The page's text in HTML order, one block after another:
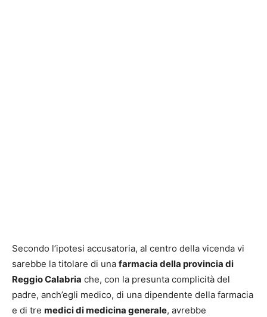
Secondo l’ipotesi accusatoria, al centro della vicenda vi
sarebbe la titolare di una farmacia della provincia di
Reggio Calabria che, con la presunta complicità del
padre, anch’egli medico, di una dipendente della farmacia
e di tre medici di medicina generale, avrebbe